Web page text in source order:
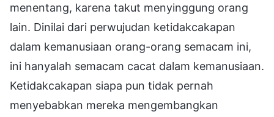
menentang, karena takut menyinggung orang
lain. Dinilai dari perwujudan ketidakcakapan
dalam kemanusiaan orang-orang semacam ini,
ini hanyalah semacam cacat dalam kemanusiaan.
Ketidakcakapan siapa pun tidak pernah
menyebabkan mereka mengembangkan